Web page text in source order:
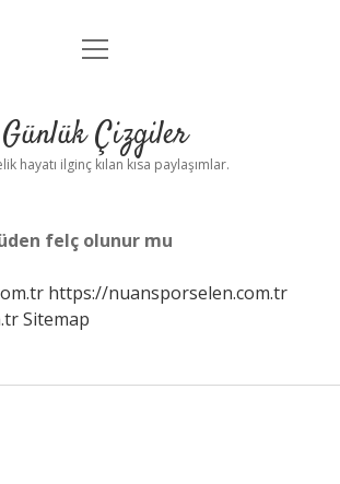
Anasayfa
Yasal Uyarı
menüyü
Günlük Çizgiler
hayatı ilginç kılan kısa paylaşımlar.
felç olunur mu
https://nuansporselen.com.tr
Sitemap